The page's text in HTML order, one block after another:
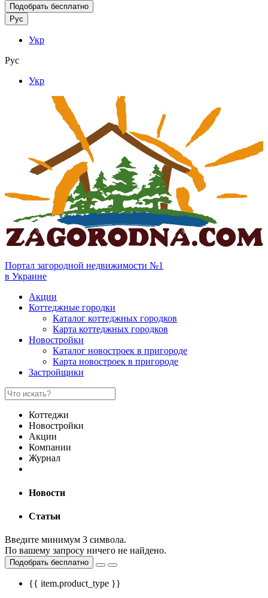
Подобрать бесплатно
Рус
Укр
Рус
Укр
Портал загородной недвижимости №1
в Украине
Акции
Коттеджные городки
Каталог коттеджных городков
Карта коттеджных городков
Новостройки
Каталог новостроек в пригороде
Карта новостроек в пригороде
Застройщики
Коттеджи
Новостройки
Акции
Компании
Журнал
Новости
Статьи
Введите минимум 3 символа.
По вашему запросу ничего не найдено.
Подобрать бесплатно
{{ item.product_type }}